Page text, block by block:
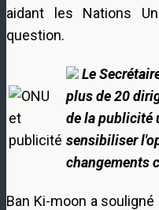
aidant les Nations
question.
Le
plus de 20
de la publicité
sensibiliser
changements
Ban Ki-moon a